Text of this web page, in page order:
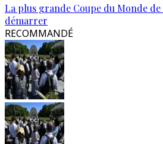
La plus grande Coupe du Monde de
démarrer
RECOMMANDÉ